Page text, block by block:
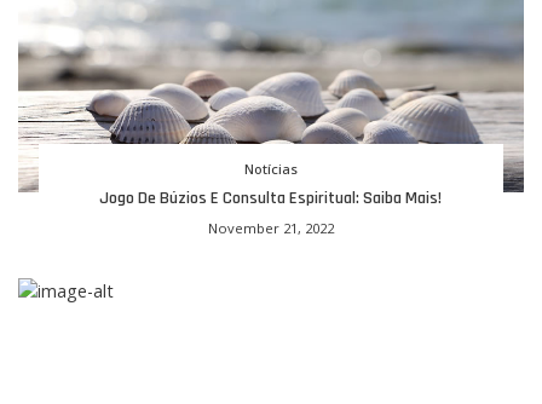
Notícias
Jogo De Búzios E Consulta Espiritual: Saiba Mais!
November 21, 2022